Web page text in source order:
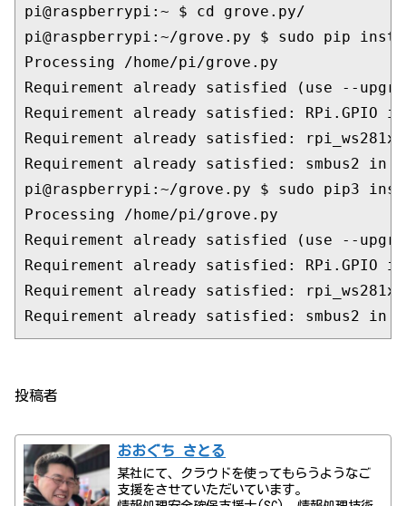
pi@raspberrypi:~ $ cd grove.py/
pi@raspberrypi:~/grove.py $ sudo pip
Processing /home/pi/grove.py
Requirement already satisfied (use --
Requirement already satisfied: RPi.GPIO
Requirement already satisfied:
Requirement already satisfied: smbus2
pi@raspberrypi:~/grove.py $ sudo pip3
Processing /home/pi/grove.py
Requirement already satisfied (use --
Requirement already satisfied: RPi.GPIO
Requirement already satisfied:
Requirement already satisfied: smbus2
投稿者
おおぐち さとる
某社にて、クラウドを使ってもらうようなご
支援をさせていただいています。